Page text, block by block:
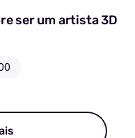
ser um artista 3D